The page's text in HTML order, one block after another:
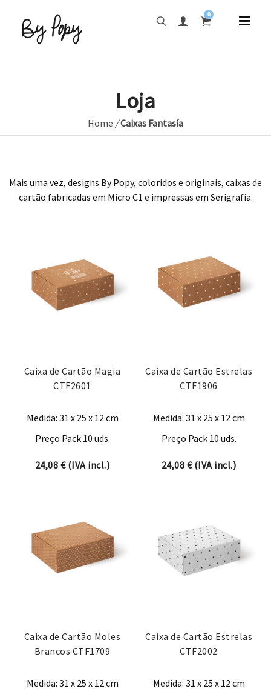
0
Loja
Home /Caixas Fantasía
Mais uma vez, designs By Popy, coloridos e originais, caixas de
cartão fabricadas em Micro C1 e impressas em Serigrafia.
Caixa de Cartão Magia
CTF2601
Medida: 31 x 25 x 12 cm
Preço Pack 10 uds.
24,08 €(IVA incl.)
Caixa de Cartão Estrelas
CTF1906
Medida: 31 x 25 x 12 cm
Preço Pack 10 uds.
24,08 €(IVA incl.)
Caixa de Cartão Moles
Brancos CTF1709
Medida: 31 x 25 x 12 cm
Caixa de Cartão Estrelas
CTF2002
Medida: 31 x 25 x 12 cm